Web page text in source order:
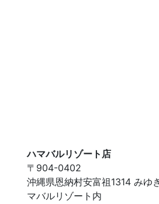
ハマバルリゾート店
〒904-0402
沖縄県恩納村安富祖1314 みゆ
マバルリゾート内